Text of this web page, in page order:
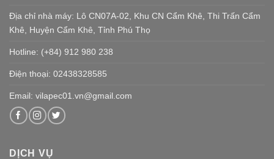
Địa chỉ nhà máy: Lô CN07A-02, Khu CN Cẩm Khê, Thi Trấn Cẩm
Khê, Huyện Cẩm Khê, Tỉnh Phú Thọ
Hotline: (+84) 912 980 238
Điện thoại: 02438328585
Email: vilapec01.vn@gmail.com
DỊCH VỤ